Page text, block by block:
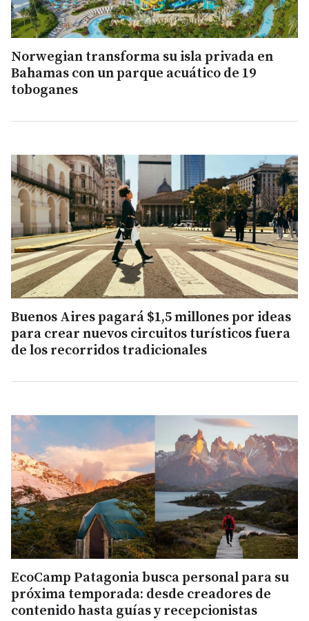
Norwegian transforma su isla privada en
Bahamas con un parque acuático de 19
toboganes
Buenos Aires pagará $1,5 millones por ideas
para crear nuevos circuitos turísticos fuera
de los recorridos tradicionales
EcoCamp Patagonia busca personal para su
próxima temporada: desde creadores de
contenido hasta guías y recepcionistas